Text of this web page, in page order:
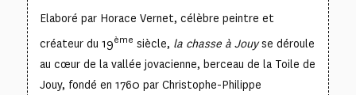
Elaboré par Horace Vernet, célèbre peintre et
créateur du 19ème siècle, la chasse à Jouyse déroule
au cœur de la vallée jovacienne, berceau de la Toile de
Jouy, fondé en 1760 par Christophe-Philippe